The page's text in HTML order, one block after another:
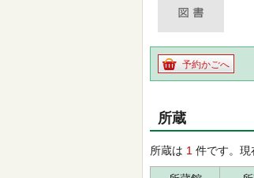
予約かごへ
所蔵
所蔵は 1 件です。現